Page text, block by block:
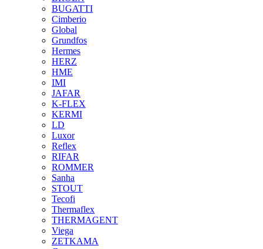
BUGATTI
Cimberio
Global
Grundfos
Hermes
HERZ
HME
IMI
JAFAR
K-FLEX
KERMI
LD
Luxor
Reflex
RIFAR
ROMMER
Sanha
STOUT
Tecofi
Thermaflex
THERMAGENT
Viega
ZETKAMA